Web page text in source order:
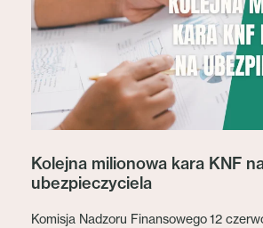
Kolejna milionowa kara KNF
ubezpieczyciela
Komisja Nadzoru Finansowego 12